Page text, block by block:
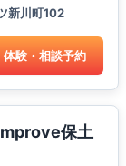
新川町102
体験・相談予約
保土